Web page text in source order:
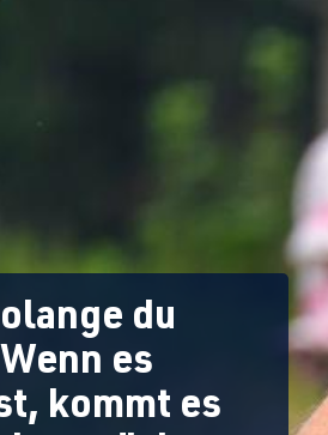
du
es
kommt es